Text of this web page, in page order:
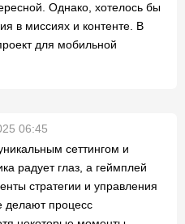
Однако, хотелось бы
в миссиях и контенте. В
для мобильной
06:45
сеттингом и
радует глаз, а геймплей
стратегии и управления
делают процесс